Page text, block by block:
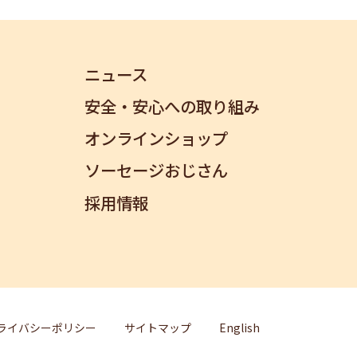
ニュース
安全・安心への取り組み
オンラインショップ
ソーセージおじさん
採用情報
イバシーポリシー サイトマップ English